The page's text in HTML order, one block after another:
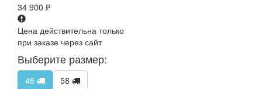
34 900 ₽
Цена действительна только
при заказе через сайт
Выберите размер:
48
58